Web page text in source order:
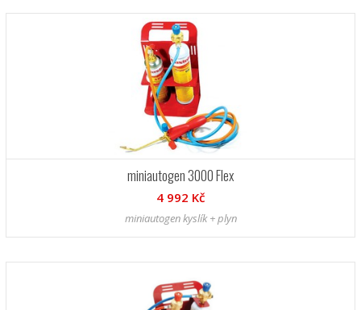
miniautogen 3000 Flex
4 992 Kč
miniautogen kyslík + plyn